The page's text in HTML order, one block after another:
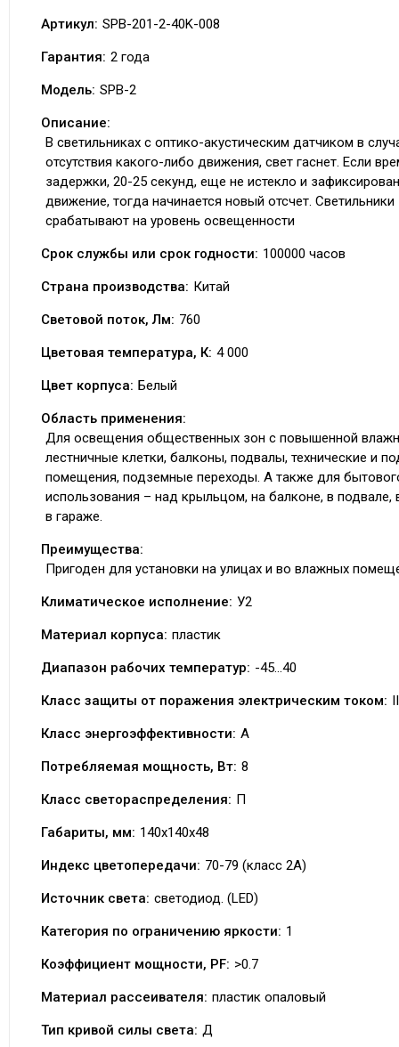
Артикул: SPB-201-2-40K-008
Гарантия: 2 года
Модель: SPB-2
Описание:
В светильниках с оптико-акустическим датчиком в
отсутствия какого-либо движения, свет гаснет. Если
задержки, 20-25 секунд, еще не истекло и
движение, тогда начинается новый отсчет. Светильники
срабатывают на уровень освещенности
Срок службы или срок годности: 100000 часов
Страна производства: Китай
Световой поток, Лм: 760
Цветовая температура, К: 4 000
Цвет корпуса: Белый
Область применения:
Для освещения общественных зон с повышенной
лестничные клетки, балконы, подвалы, технические и
помещения, подземные переходы. А также для
использования – над крыльцом, на балконе, в подвале,
в гараже.
Преимущества:
Пригоден для установки на улицах и во влажных
Климатическое исполнение: У2
Материал корпуса: пластик
Диапазон рабочих температур: -45…40
Класс защиты от поражения электрическим током: II
Класс энергоэффективности: А
Потребляемая мощность, Вт: 8
Класс светораспределения: П
Габариты, мм: 140х140х48
Индекс цветопередачи: 70-79 (класс 2A)
Источник света: светодиод. (LED)
Категория по ограничению яркости: 1
Коэффициент мощности, PF: >0.7
Материал рассеивателя: пластик опаловый
Тип кривой силы света: Д